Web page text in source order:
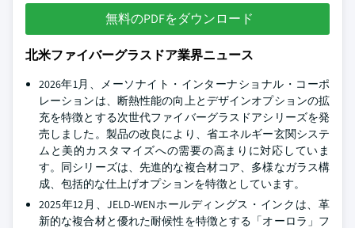
無料のPDFをダウンロード
北米ファイバーグラスドア業界ニュース
2026年1月、メーソナイト・インターナショナル・コーポ
レーションは、断熱性能の向上とデザインオプションの拡
充を特徴とする次世代ファイバーグラスドアシリーズを発
売しました。製品の改良により、省エネルギー玄関システ
ムと美的カスタマイズへの需要の高まりに対応していま
す。同シリーズは、先進的な複合材コア、多様なガラス構
成、包括的な仕上げオプションを特徴としています。
2025年12月、JELD-WENホールディングス・インクは、革
新的な複合材と優れた耐候性を特徴とする「オーロラ」フ